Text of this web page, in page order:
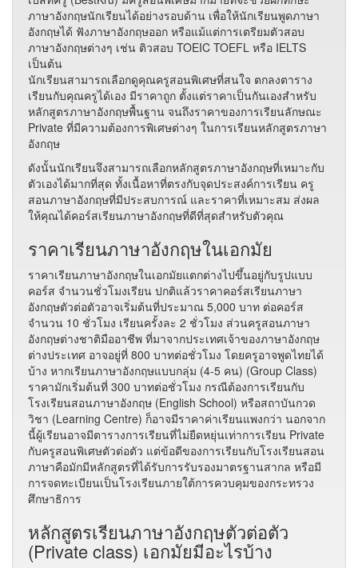
ภาษาอังกฤษนักเรียนได้อย่างรอบด้าน เพื่อให้นักเรียนพูดภาษา
อังกฤษได้ ฟังภาษาอังกฤษออก หรือแม้แต่การเตรียมตัวสอบ
ภาษาอังกฤษต่างๆ เช่น ติวสอบ TOEIC TOEFL หรือ IELTS
เป็นต้น
นักเรียนสามารถเลือกดูคุณครูสอนพิเศษที่สนใจ ตกลงตาราง
เรียนกับคุณครูได้เอง มีราคาถูก ตั้งแต่ราคาเป็นกันเองสำหรับ
หลักสูตรภาษาอังกฤษพื้นฐาน จนถึงราคาของการเรียนลักษณะ
Private ที่มีความต้องการพิเศษต่างๆ ในการเรียนหลักสูตรภาษา
อังกฤษ
ดังนั้นนักเรียนจึงสามารถเลือกหลักสูตรภาษาอังกฤษที่เหมาะกับ
ตัวเองได้มากที่สุด ทั้งเนื้อหาที่ตรงกับจุดประสงค์การเรียน ครู
สอนภาษาอังกฤษที่มีประสบการณ์ และราคาที่เหมาะสม ส่งผล
ให้คุณได้คอร์สเรียนภาษาอังกฤษที่ดีที่สุดสำหรับตัวคุณ
ราคาเรียนภาษาอังกฤษในเอกมัย
ราคาเรียนภาษาอังกฤษในเอกมัยแตกต่างไปขึ้นอยู่กับรูปแบบ
คอร์ส จำนวนชั่วโมงเรียน ปกติแล้วราคาคอร์สเรียนภาษา
อังกฤษตัวต่อตัวอาจเริ่มต้นที่ประมาณ 5,000 บาท ต่อคอร์ส
จำนวน 10 ชั่วโมง เรียนครั้งละ 2 ชั่วโมง ส่วนครูสอนภาษา
อังกฤษต่างชาติมืออาชีพ ที่มาจากประเทศเจ้าของภาษาอังกฤษ
ต่างประเทศ อาจอยู่ที่ 800 บาทต่อชั่วโมง โดยครูอาจพูดไทยได้
บ้าง หากเรียนภาษาอังกฤษแบบกลุ่ม (4-5 คน) (Group Class)
ราคามักเริ่มต้นที่ 300 บาทต่อชั่วโมง กรณีต้องการเรียนกับ
โรงเรียนสอนภาษาอังกฤษ (English School) หรือสถาบันกวด
วิชา (Learning Centre) ก็อาจมีราคาค่าเรียนแพงกว่า นอกจาก
นี้ผู้เรียนอาจมีตารางการเรียนที่ไม่ยืดหยุ่นเท่าการเรียน Private
กับครูสอนพิเศษตัวต่อตัว แต่ข้อดีของการเรียนกับโรงเรียนสอน
ภาษาคือมักมีหลักสูตรที่ได้รับการรับรองมาตรฐานสากล หรือมี
การจดทะเบียนเป็นโรงเรียนภายใต้การควบคุมของกระทรวง
ศึกษาธิการ
หลักสูตรเรียนภาษาอังกฤษตัวต่อตัว
(Private class) เอกมัยมีอะไรบ้าง